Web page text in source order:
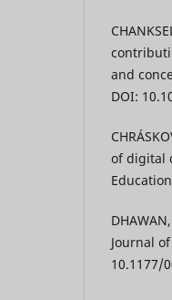
and
DOI:
of digital
Journal
10.1177/